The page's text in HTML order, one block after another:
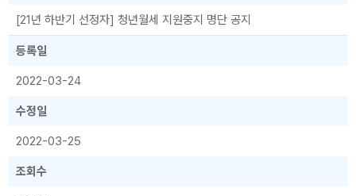
[21년 하반기 선정자] 청년월세 지원중지 명단 공지
등록일
2022-03-24
수정일
2022-03-25
조회수